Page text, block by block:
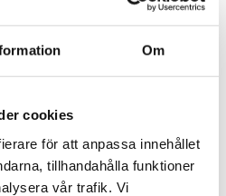
Om
cookies
för att anpassa innehållet
tillhandahålla funktioner
vår trafik. Vi
LÄST